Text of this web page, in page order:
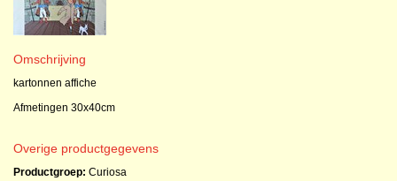
Omschrijving
kartonnen affiche
Afmetingen 30x40cm
Overige productgegevens
Productgroep: Curiosa